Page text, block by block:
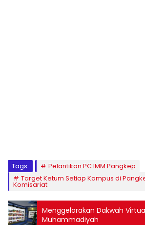
Tags:
Pelantikan PC IMM Pangkep
Target Ketum Setiap Kampus di
Komisariat
Menggelorakan Dakwah
Muhammadiyah